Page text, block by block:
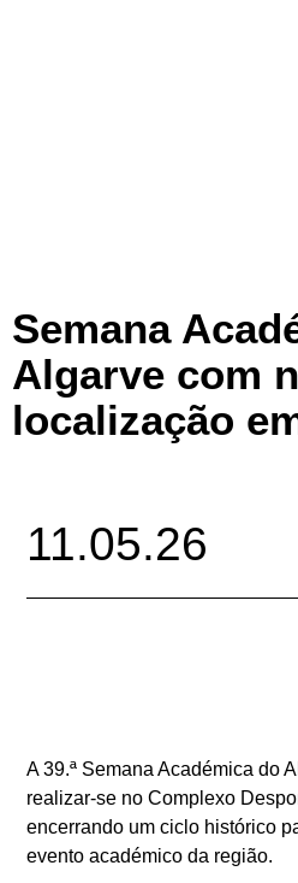
Semana
Algarve com
localização
11.05.26
A 39.ª Semana Académica do
realizar-se no Complexo
encerrando um ciclo histórico
evento académico da região.